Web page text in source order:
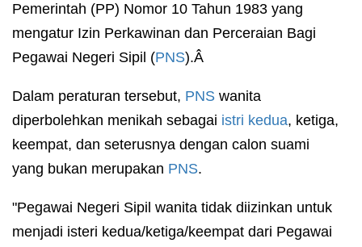
Pemerintah (PP) Nomor 10 Tahun 1983 yang
mengatur Izin Perkawinan dan Perceraian Bagi
Pegawai Negeri Sipil (PNS).Â
Dalam peraturan tersebut, PNS wanita
diperbolehkan menikah sebagai istri kedua, ketiga,
keempat, dan seterusnya dengan calon suami
yang bukan merupakan PNS.
"Pegawai Negeri Sipil wanita tidak diizinkan untuk
menjadi isteri kedua/ketiga/keempat dari Pegawai